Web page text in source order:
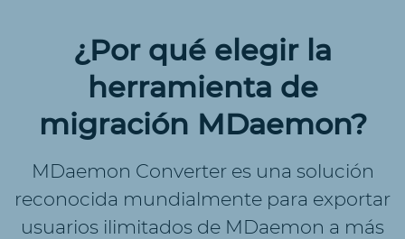
¿Por qué elegir la
herramienta de
migración MDaemon?
MDaemon Converter es una solución
reconocida mundialmente para exportar
usuarios ilimitados de MDaemon a más